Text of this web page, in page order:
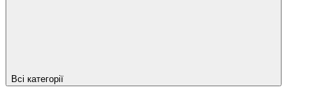
Всі категорії